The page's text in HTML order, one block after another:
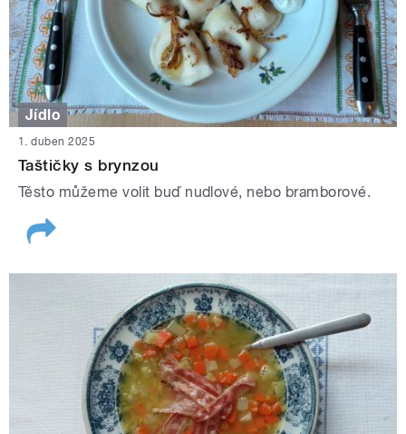
Jídlo
1. duben 2025
Taštičky s brynzou
Těsto můžeme volit buď nudlové, nebo bramborové.